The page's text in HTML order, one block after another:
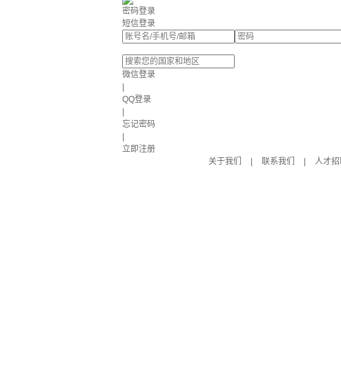
密码登录
短信登录
微信登录
QQ登录
忘记密码
立即注册
关于我们
联系我们 人才